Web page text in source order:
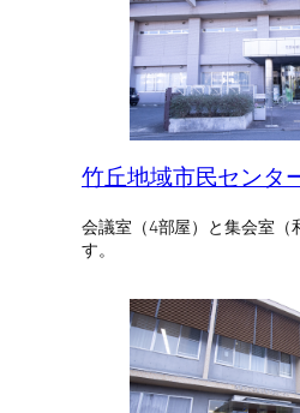
竹丘地域市民センタ
会議室（4部屋）と集会室（
す。